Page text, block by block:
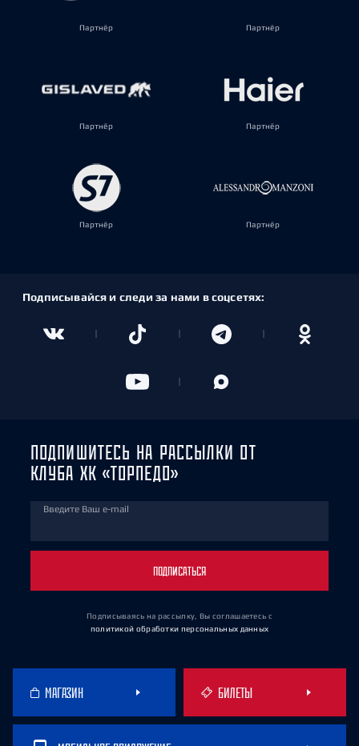
Партнёр Партнёр
Партнёр Партнёр
Партнёр Партнёр
Подписывайся и следи за нами в соцсетях:
ПОДПИШИТЕСЬ НА РАССЫЛКИ ОТ
КЛУБА ХК «ТОРПЕДО»
Введите Ваш e-mail
ПОДПИСАТЬСЯ
Подписываясь на рассылку, Вы соглашаетесь с
политикой обработки персональных данных
МАГАЗИН БИЛЕТЫ